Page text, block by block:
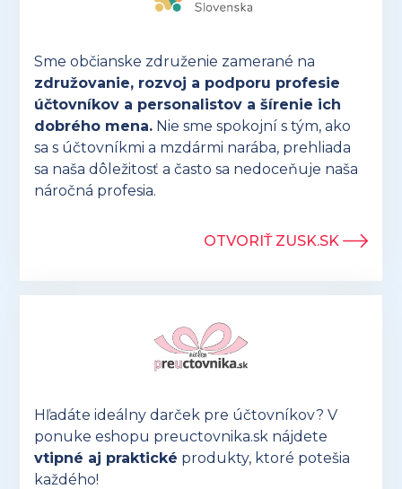
Sme občianske združenie zamerané na
združovanie, rozvoj a podporu profesie
účtovníkov a personalistov a šírenie ich
dobrého mena. Nie sme spokojní s tým, ako
sa s účtovníkmi a mzdármi narába, prehliada
sa naša dôležitosť a často sa nedoceňuje naša
náročná profesia.
OTVORIŤ ZUSK.SK
Hľadáte ideálny darček pre účtovníkov? V
ponuke eshopu preuctovnika.sk nájdete
vtipné aj praktické produkty, ktoré potešia
každého!